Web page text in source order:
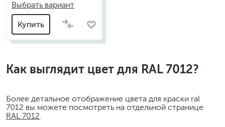
Выбрать вариант
Купить
Как выглядит цвет для RAL 7012?
Более детальное отображение цвета для краски ral
7012 вы можете посмотреть на отдельной странице
RAL 7012